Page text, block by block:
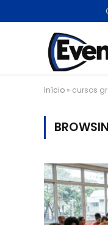
Início » cursos